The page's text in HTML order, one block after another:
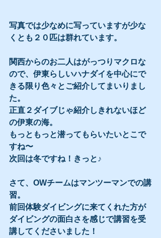
写真では少なめに写っていますが少な
くとも２０匹は群れています。
関西からのお二人はがっつりマクロな
ので、伊東らしいハナダイを中心にで
きる限り色々とご紹介してまいりまし
た。
正直２ダイブじゃ紹介しきれないほど
の伊東の海。
もっともっと潜ってもらいたいとこで
すね〜
次回は冬ですね！きっと♪
さて、OWチームはマンツーマンでの講
習。
前回体験ダイビングに来てくれた方が
ダイビングの面白さを感じで講習を受
講してくださいました！